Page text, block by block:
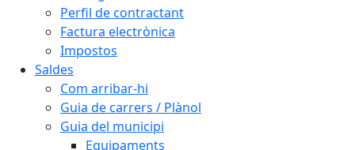
Perfil de contractant
Factura electrònica
Impostos
Saldes
Com arribar-hi
Guia de carrers / Plànol
Guia del municipi
Equipaments